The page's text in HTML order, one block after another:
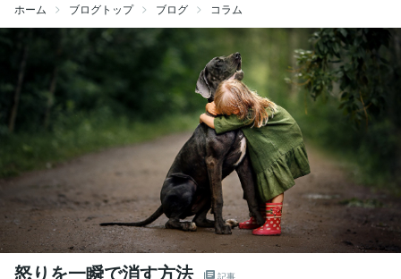
ホーム ブログトップ ブログ コラム
怒りを一瞬で消す方法 記事